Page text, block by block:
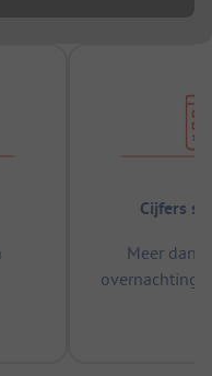
Cijfers
Meer dan